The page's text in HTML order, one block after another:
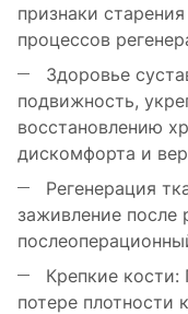
признаки
процессов
Здоровье
подвижность,
восстановлению
дискомфорта и
Регенерация
заживление после
Крепкие кости:
потере плотности